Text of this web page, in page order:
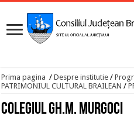
Prima pagina / Despre institutie /
PATRIMONIUL CULTURAL BRAILEAN /
Colegiul Gh.M. Murgoci